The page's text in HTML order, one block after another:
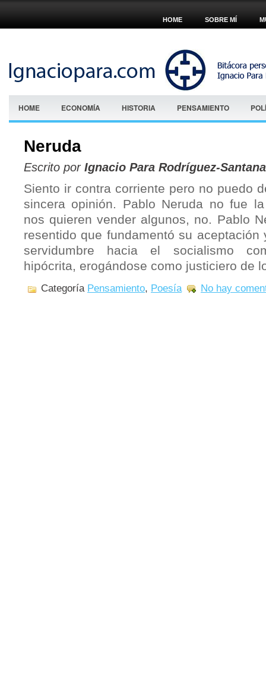
HOME SOBRE MÍ
HOME ECONOMÍA HISTORIA PENSAMIENTO
Neruda
Escrito por Ignacio Para Rodríguez-Santana
Siento ir contra corriente pero no puedo
sincera opinión. Pablo Neruda no fue
nos quieren vender algunos, no. Pablo
resentido que fundamentó su aceptación
servidumbre hacia el socialismo
hipócrita, erogándose como justiciero de
Categoría Pensamiento, Poesía No hay